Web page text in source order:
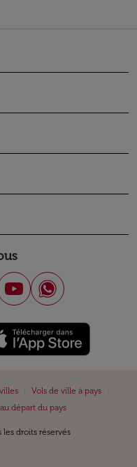
Vols de ville à pays
départ du pays
les droits réservés